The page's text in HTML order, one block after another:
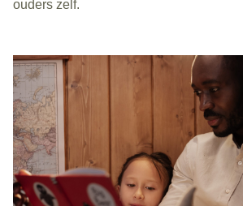
ouders zelf.